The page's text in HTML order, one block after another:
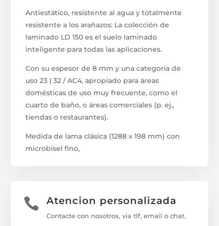
Antiestático, resistente al agua y totalmente
resistente a los arañazos: La colección de
laminado LD 150 es el suelo laminado
inteligente para todas las aplicaciones.
Con su espesor de 8 mm y una categoría de
uso 23 | 32 / AC4, apropiado para áreas
domésticas de uso muy frecuente, como el
cuarto de baño, o áreas comerciales (p. ej.,
tiendas o restaurantes).
Medida de lama clásica (1288 x 198 mm) con
microbisel fino,
 Atencion personalizada
Contacte con nosotros, via tlf, email o chat.